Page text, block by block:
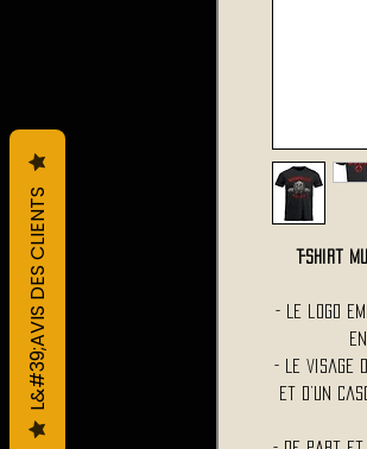
T-Shirt
- Le logo
- Le visage
et d’un
L&#39;AVIS DES CLIENTS